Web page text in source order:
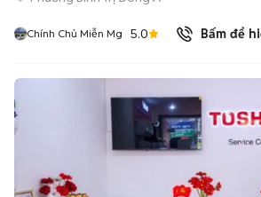
Chính Chủ Miễn Mg 5.0 Bấm để